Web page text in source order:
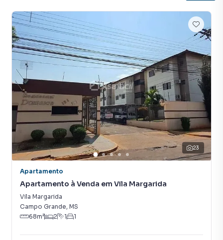
23
Apartamento
Apartamento à Venda em Vila Margarida
Vila Margarida
Campo Grande, MS
68m² 2 1 1